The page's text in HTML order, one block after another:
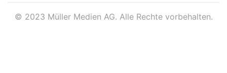
© 2023 Müller Medien AG. Alle Rechte vorbehalten.